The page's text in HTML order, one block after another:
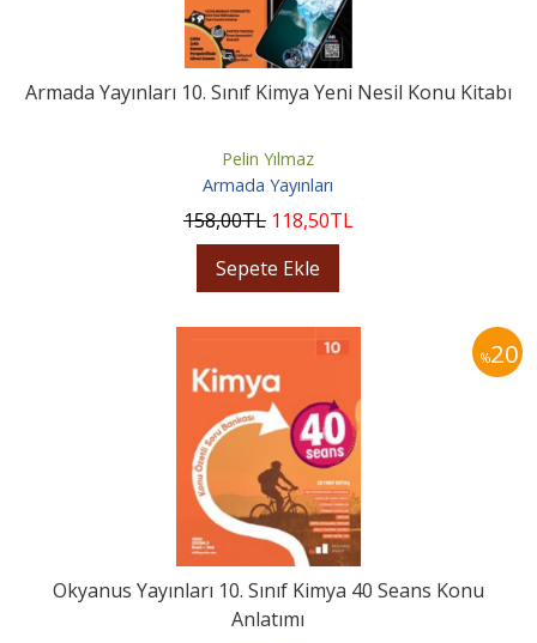
Armada Yayınları 10. Sınıf Kimya Yeni Nesil Konu Kitabı
Pelin Yılmaz
Armada Yayınları
158,00TL 118,50TL
Sepete Ekle
%20
Okyanus Yayınları 10. Sınıf Kimya 40 Seans Konu
Anlatımı